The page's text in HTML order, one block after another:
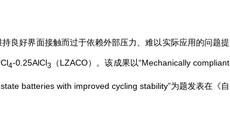
良好界面接触而过于依赖外部压力、难以实际应用的问题提
4-0.25AlCl3 （LZACO）。该成果以“Mechanically compliant
batteries with improved cycling stability”为题发表在《自